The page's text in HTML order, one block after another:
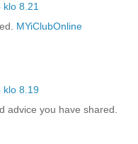
8.21
MYiClubOnline
klo 8.19
advice you have shared.